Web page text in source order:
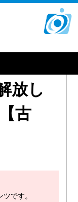
放し
古
です。